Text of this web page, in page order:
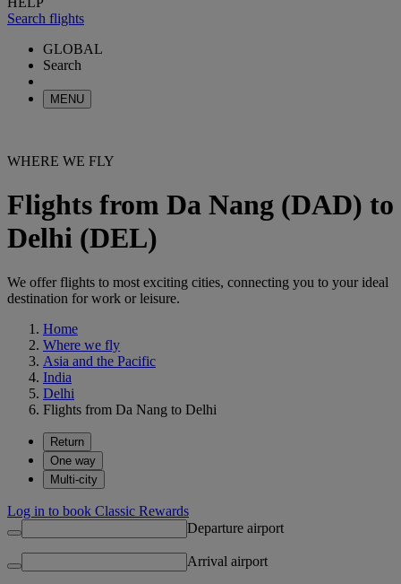
Search flights
GLOBAL
Search
MENU
WHERE WE FLY
Flights from Da Nang (DAD) to
Delhi (DEL)
We offer flights to most exciting cities, connecting you to your ideal
destination for work or leisure.
Home
Where we fly
Asia and the Pacific
India
Delhi
Flights from Da Nang to Delhi
Return
One way
Multi-city
Log in to book Classic Rewards
Departure airport
Arrival airport